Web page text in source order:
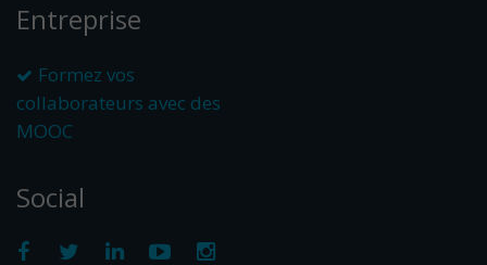
Entreprise
Formez vos
collaborateurs avec des
MOOC
Social